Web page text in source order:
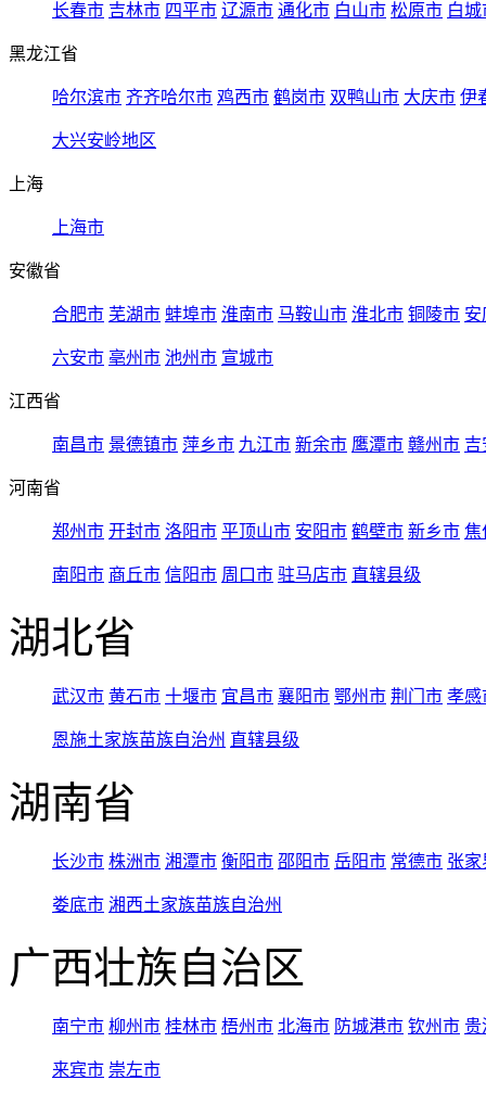
长春市 吉林市 四平市 辽源市 通化市 白山市 松原市 白城
黑龙江省
哈尔滨市 齐齐哈尔市 鸡西市 鹤岗市 双鸭山市 大庆市 伊
大兴安岭地区
上海
上海市
安徽省
合肥市 芜湖市 蚌埠市 淮南市 马鞍山市 淮北市 铜陵市 安
六安市 亳州市 池州市 宣城市
江西省
南昌市 景德镇市 萍乡市 九江市 新余市 鹰潭市 赣州市 吉
河南省
郑州市 开封市 洛阳市 平顶山市 安阳市 鹤壁市 新乡市 焦
南阳市 商丘市 信阳市 周口市 驻马店市 直辖县级
湖北省
武汉市 黄石市 十堰市 宜昌市 襄阳市 鄂州市 荆门市 孝感
恩施土家族苗族自治州 直辖县级
湖南省
长沙市 株洲市 湘潭市 衡阳市 邵阳市 岳阳市 常德市 张家
娄底市 湘西土家族苗族自治州
广西壮族自治区
南宁市 柳州市 桂林市 梧州市 北海市 防城港市 钦州市 贵
来宾市 崇左市